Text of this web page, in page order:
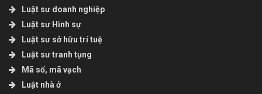
Luật sư doanh nghiệp
Luật sư Hình sự
Luật sư sở hữu trí tuệ
Luật sư tranh tụng
Mã số, mã vạch
Luật nhà ở